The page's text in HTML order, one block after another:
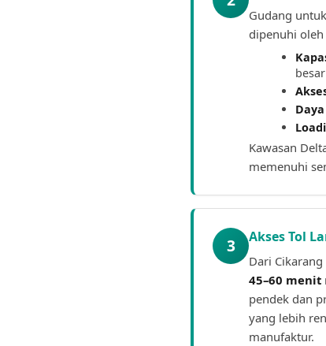
Gudang
dipenuhi oleh
Kawasan
memenuhi
3 Akses Tol
Dari
45–60 menit
pendek dan
yang lebih
manufaktur.